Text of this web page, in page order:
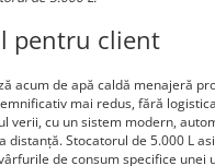
pentru client
acum de apă caldă menajeră
mai redus, fără
verii, cu un sistem modern,
distanță. Stocatorul de 5.000 L
de consum specifice unei